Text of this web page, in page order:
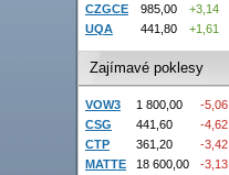
CZGCE
985,00
+3,14
UQA
441,80 +1,61
Zajímavé poklesy
VOW3 1 800,00
-5,06
CSG
441,60
-4,62
CTP
361,20
-3,42
MATTE
18 600,00
-3,13